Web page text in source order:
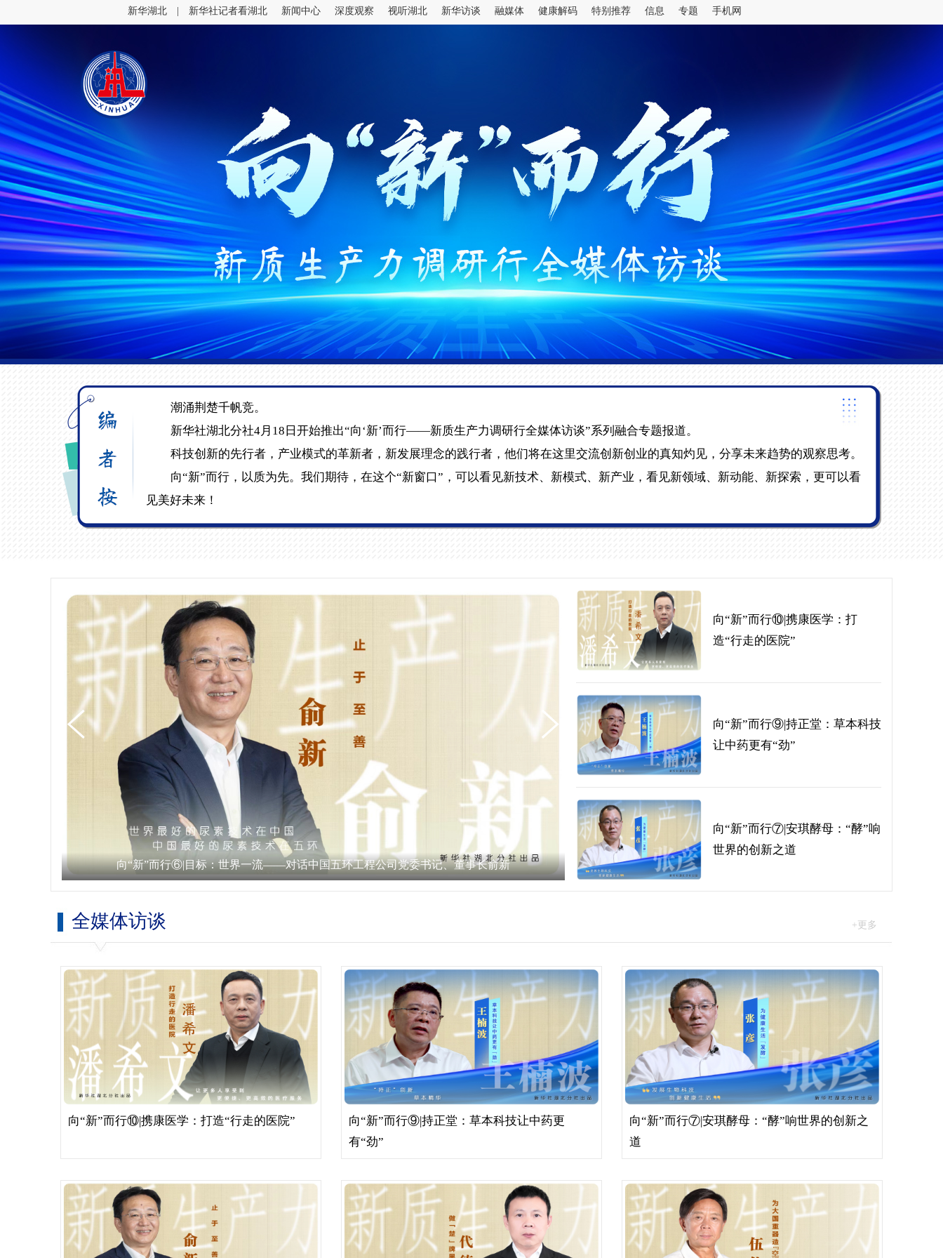
潮涌荆楚千帆竞。
新华社湖北分社4月18日开始推出“向‘新’而行——新质生产力调研行全媒体访谈”系列融合专题报道。
科技创新的先行者，产业模式的革新者，新发展理念的践行者，他们将在这里交流创新创业的真知灼见，分享未来趋势的观察思考。
向“新”而行，以质为先。我们期待，在这个“新窗口”，可以看见新技术、新模式、新产业，看见新领域、新动能、新探索，更可以看
见美好未来！
向“新”而行⑥|目标：世界一流——对话中国五环工程公司党委书记、董事长俞新 向“新”而行⑤|做“楚”牌的新能源赛道黑马——对话楚能新能
向“新”而行⑩|携康医学：打
造“行走的医院”
向“新”而行⑨|持正堂：草本科技
让中药更有“劲”
向“新”而行⑦|安琪酵母：“酵”响
世界的创新之道
全媒体访谈 +更多
向“新”而行⑩|携康医学：打造“行走的医院”
向“新”而行⑨|持正堂：草本科技让中药更
有“劲”
向“新”而行⑦|安琪酵母：“酵”响世界的创新之
道